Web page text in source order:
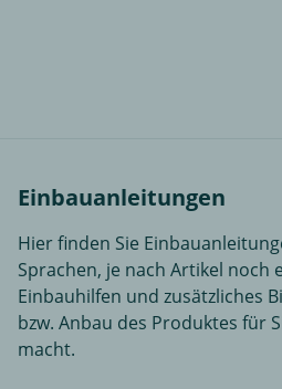
Einbauanleitungen
Hier finden Sie
Sprachen, je nach Artikel noch
Einbauhilfen und zusätzliches
bzw. Anbau des Produktes für
macht.